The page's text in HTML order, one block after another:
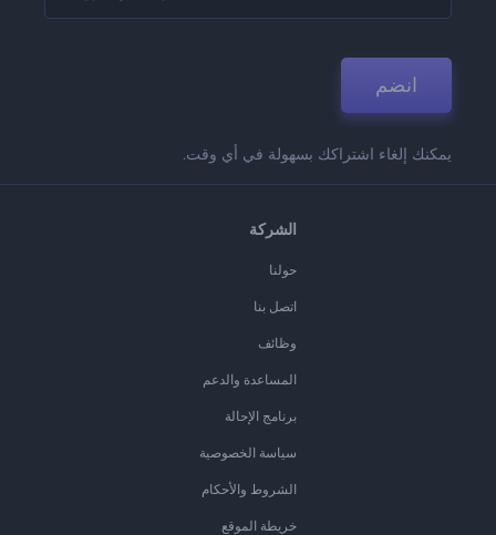
انضم
يمكنك إلغاء اشتراكك بسهولة في أي وقت.
الشركة
حولنا
اتصل بنا
وظائف
المساعدة والدعم
برنامج الإحالة
سياسة الخصوصية
الشروط والأحكام
خريطة الموقع